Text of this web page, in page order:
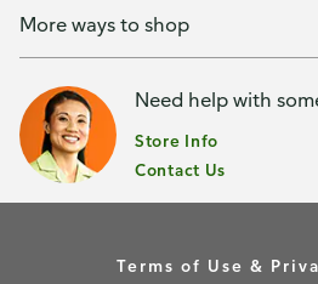
More ways to shop
Need help with
Store Info
Contact Us
Terms of Use &